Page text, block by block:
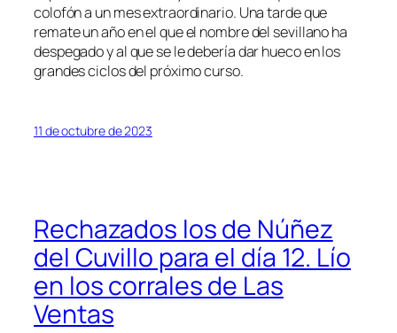
colofón a un mes extraordinario. Una tarde que
remate un año en el que el nombre del sevillano ha
despegado y al que se le debería dar hueco en los
grandes ciclos del próximo curso.
11 de octubre de 2023
Rechazados los de Núñez
del Cuvillo para el día 12. Lío
en los corrales de Las
Ventas